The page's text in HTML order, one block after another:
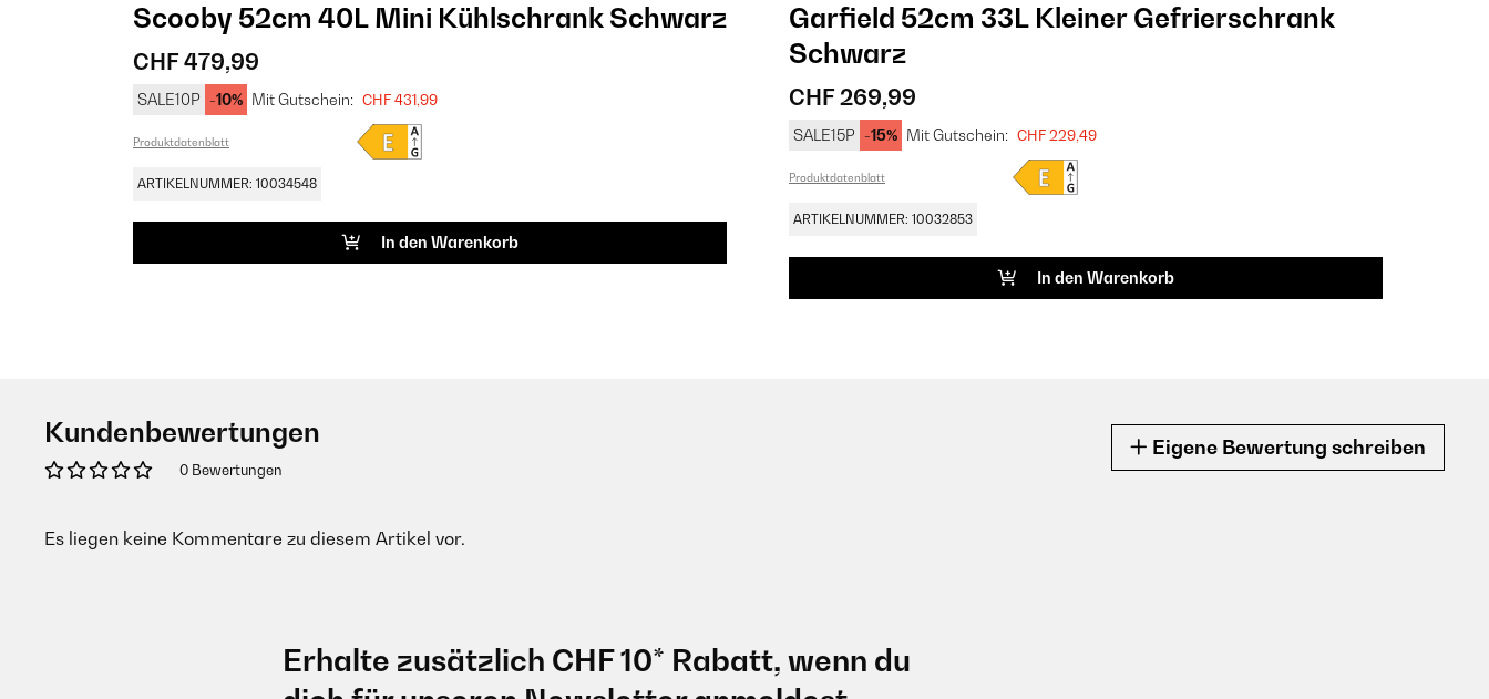
Scooby 52cm 40L Mini Kühlschrank​ Schwarz
CHF 479,99
SALE10P -10% Mit Gutschein: CHF 431,99
Produktdatenblatt
ARTIKELNUMMER: 10034548
In den Warenkorb
Garfield 52cm 33L Kleiner Gefrierschrank
Schwarz
CHF 269,99
SALE15P -15% Mit Gutschein: CHF 229,49
Produktdatenblatt
ARTIKELNUMMER: 10032853
In den Warenkorb
Kundenbewertungen
0 Bewertungen
Eigene Bewertung schreiben
Es liegen keine Kommentare zu diesem Artikel vor.
Erhalte zusätzlich CHF 10* Rabatt, wenn du